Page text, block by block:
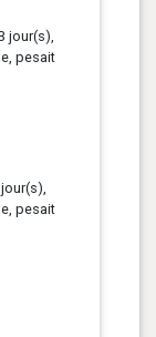
jour(s),
pesait
pesait